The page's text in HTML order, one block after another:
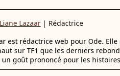
Liane Lazaar | Rédactrice
est rédactrice web pour Ode.
sur TF1 que les derniers
goût prononcé pour les